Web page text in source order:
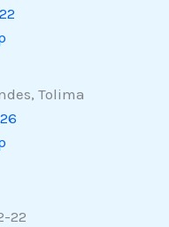
Tolima
22